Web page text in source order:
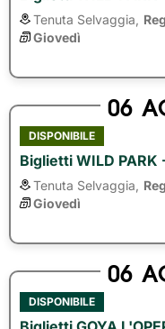
Tenuta Selvaggia,
Giovedì
06
DISPONIBILE
Biglietti WILD
Tenuta Selvaggia,
Giovedì
06
DISPONIBILE